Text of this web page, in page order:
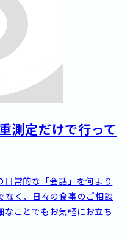
測定だけで行って
常的な「会話」を何より
なく、日々の食事のご相談
なことでもお気軽にお立ち